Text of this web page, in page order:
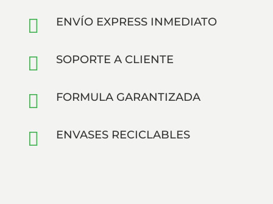
 ENVÍO EXPRESS INMEDIATO
 SOPORTE A CLIENTE
 FORMULA GARANTIZADA
 ENVASES RECICLABLES